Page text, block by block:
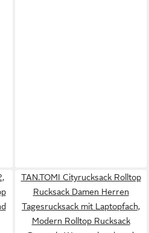
TAN.TOMI Cityrucksack Rolltop
Rucksack Damen Herren
Tagesrucksack mit Laptopfach,
Modern Rolltop Rucksack